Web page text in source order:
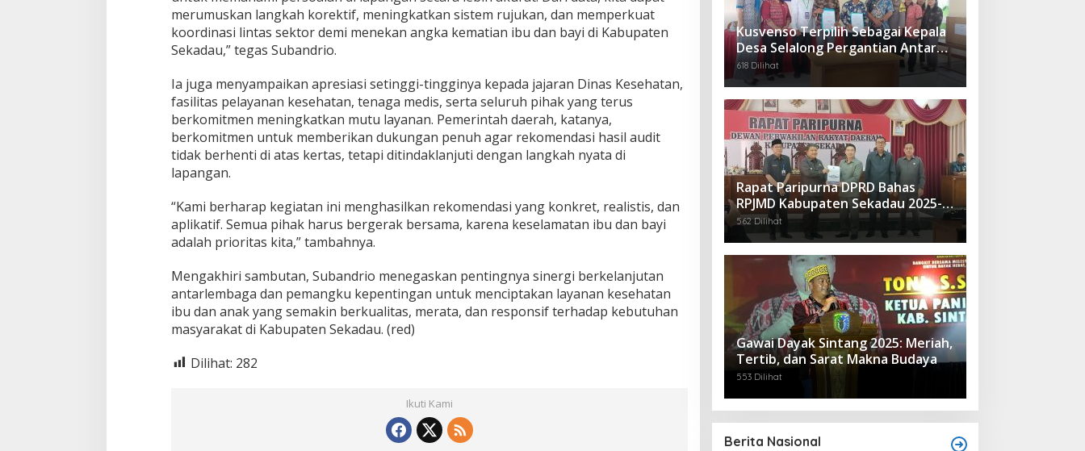
k
a
d
a
merumuskan langkah korektif, meningkatkan sistem rujukan, dan memperkuat
koordinasi lintas sektor demi menekan angka kematian ibu dan bayi di Kabupaten
Sekadau,” tegas Subandrio.
Ia juga menyampaikan apresiasi setinggi-tingginya kepada jajaran Dinas Kesehatan,
fasilitas pelayanan kesehatan, tenaga medis, serta seluruh pihak yang terus
berkomitmen meningkatkan mutu layanan. Pemerintah daerah, katanya,
berkomitmen untuk memberikan dukungan penuh agar rekomendasi hasil audit
tidak berhenti di atas kertas, tetapi ditindaklanjuti dengan langkah nyata di
lapangan.
“Kami berharap kegiatan ini menghasilkan rekomendasi yang konkret, realistis, dan
aplikatif. Semua pihak harus bergerak bersama, karena keselamatan ibu dan bayi
adalah prioritas kita,” tambahnya.
Mengakhiri sambutan, Subandrio menegaskan pentingnya sinergi berkelanjutan
antarlembaga dan pemangku kepentingan untuk menciptakan layanan kesehatan
ibu dan anak yang semakin berkualitas, merata, dan responsif terhadap kebutuhan
masyarakat di Kabupaten Sekadau. (red)
Dilihat: 282
Ikuti Kami
Kusvenso Terpilih Sebagai Kepala
Desa Selalong Pergantian Antar
Waktu
618 Dilihat
Rapat Paripurna DPRD Bahas
RPJMD Kabupaten Sekadau 2025-
2029
562 Dilihat
Gawai Dayak Sintang 2025: Meriah,
Tertib, dan Sarat Makna Budaya
553 Dilihat
Berita Nasional